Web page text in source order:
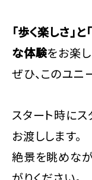
「歩く楽しさ」
な体験をお楽し
ぜひ、このユニ
スタート時に
お渡しします。
絶景を眺めな